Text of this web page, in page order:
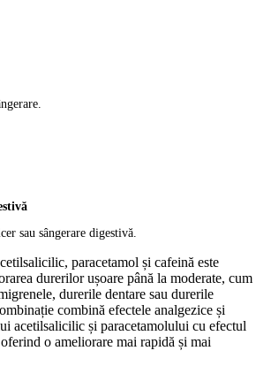
sau sângerare digestivă.
paracetamol și cafeină este
durerilor ușoare până la moderate, cum
durerile dentare sau durerile
combină efectele analgezice și
acetilsalicilic și paracetamolului cu efectul
o ameliorare mai rapidă și mai